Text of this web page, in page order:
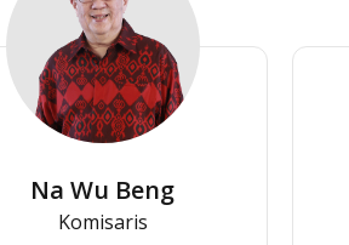
Na Wu Beng
Komisaris